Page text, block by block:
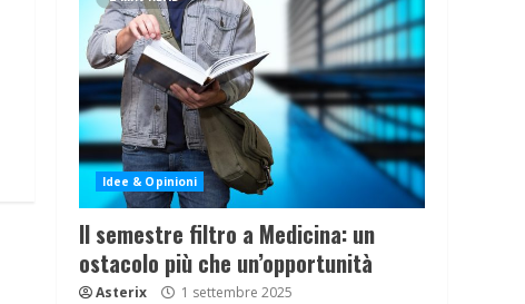
Idee & Opinioni
Il semestre filtro a Medicina: un
ostacolo più che un’opportunità
Asterix 1 settembre 2025